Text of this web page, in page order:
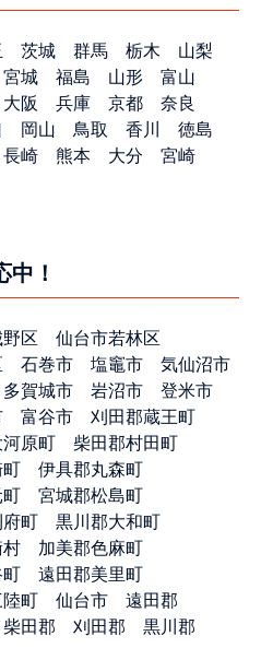
茨城 群馬 栃木
山梨
宮城 福島 山形
富山
大阪 兵庫 京都
奈良
岡山 鳥取 香川
徳島
長崎 熊本 大分
宮崎
！
区
仙台市若林区
石巻市 塩竈市
気仙沼市
多賀城市 岩沼市
登米市
富谷市
刈田郡蔵王町
原町
柴田郡村田町
伊具郡丸森町
宮城郡松島町
町
黒川郡大和町
加美郡色麻町
遠田郡美里町
町 仙台市
遠田郡
柴田郡 刈田郡 黒川郡